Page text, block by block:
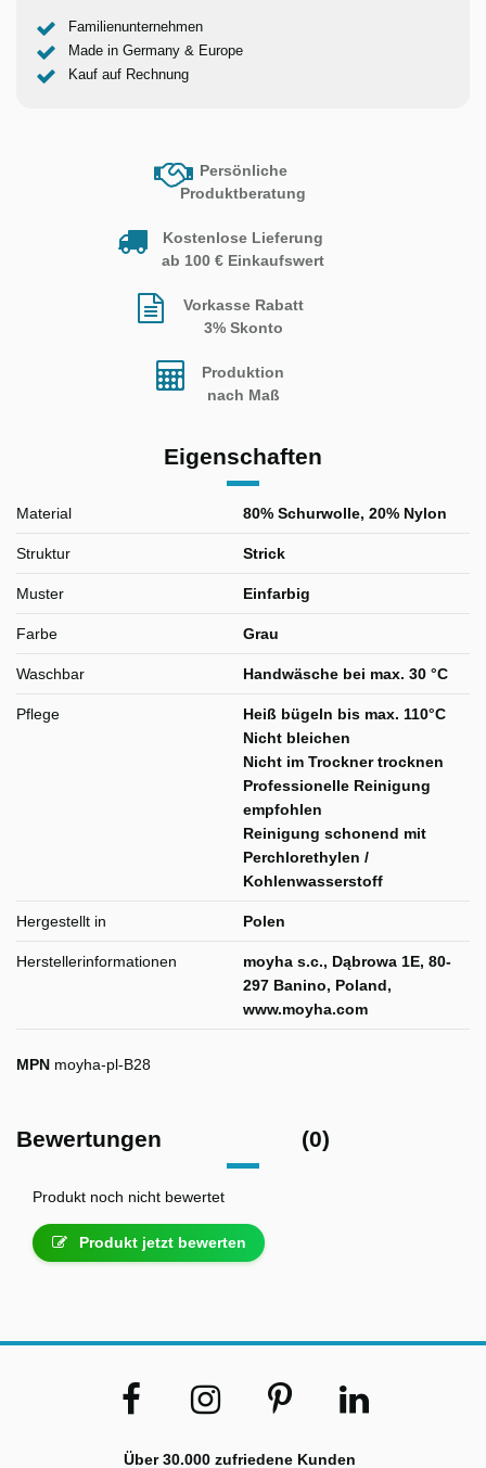
Familienunternehmen
Made in Germany & Europe
Kauf auf Rechnung
Persönliche
Produktberatung
Kostenlose Lieferung
ab 100 € Einkaufswert
Vorkasse Rabatt
3% Skonto
Produktion
nach Maß
Eigenschaften
Material 80% Schurwolle, 20% Nylon
Struktur Strick
Muster Einfarbig
Farbe Grau
Waschbar Handwäsche bei max. 30 °C
Pflege
Heiß bügeln bis max. 110°C
Nicht bleichen
Nicht im Trockner trocknen
Professionelle Reinigung
empfohlen
Reinigung schonend mit
Perchlorethylen /
Kohlenwasserstoff
Hergestellt in Polen
Herstellerinformationen
moyha s.c., Dąbrowa 1E, 80-
297 Banino, Poland,
www.moyha.com
MPN moyha-pl-B28
Bewertungen (0)
Produkt noch nicht bewertet
Produkt jetzt bewerten
Über 30.000 zufriedene Kunden